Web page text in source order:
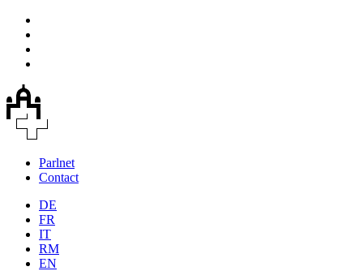
Parlnet
Contact
DE
FR
IT
RM
EN